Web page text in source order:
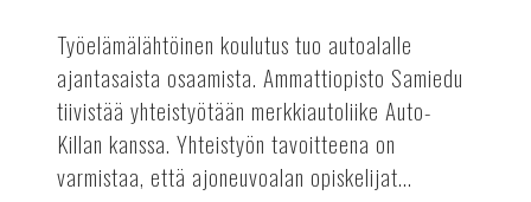
Työelämälähtöinen koulutus tuo autoalalle
ajantasaista osaamista. Ammattiopisto Samiedu
tiivistää yhteistyötään merkkiautoliike Auto-
Killan kanssa. Yhteistyön tavoitteena on
varmistaa, että ajoneuvoalan opiskelijat...